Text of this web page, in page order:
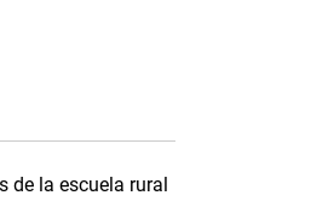
de la escuela rural